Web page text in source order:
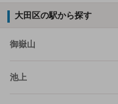
大田区の駅から探す
御嶽山
池上